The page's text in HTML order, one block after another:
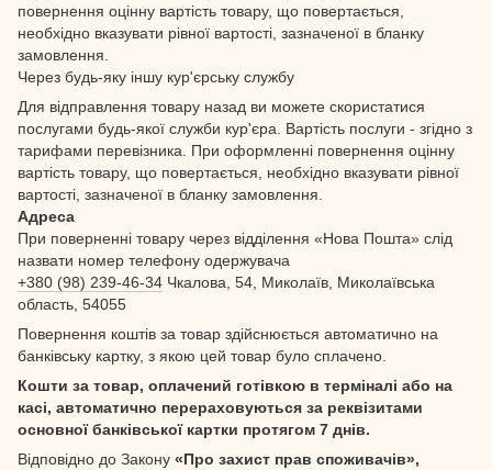
повернення оцінну вартість товару, що повертається,
необхідно вказувати рівної вартості, зазначеної в бланку
замовлення.
Через будь-яку іншу кур'єрську службу
Для відправлення товару назад ви можете скористатися
послугами будь-якої служби кур'єра. Вартість послуги - згідно з
тарифами перевізника. При оформленні повернення оцінну
вартість товару, що повертається, необхідно вказувати рівної
вартості, зазначеної в бланку замовлення.
Адреса
При поверненні товару через відділення «Нова Пошта» слід
назвати номер телефону одержувача
+380 (98) 239-46-34 Чкалова, 54, Миколаїв, Миколаївська
область, 54055
Повернення коштів за товар здійснюється автоматично на
банківську картку, з якою цей товар було сплачено.
Кошти за товар, оплачений готівкою в терміналі або на
касі, автоматично перераховуються за реквізитами
основної банківської картки протягом 7 днів.
Відповідно до Закону «Про захист прав споживачів»,